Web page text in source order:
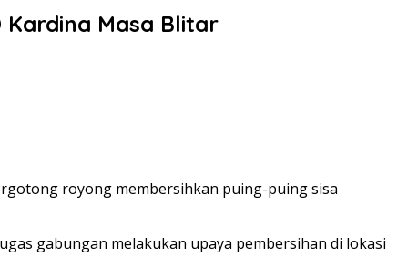
Kardina Masa Blitar
royong membersihkan puing-puing sisa
gabungan melakukan upaya pembersihan di lokasi